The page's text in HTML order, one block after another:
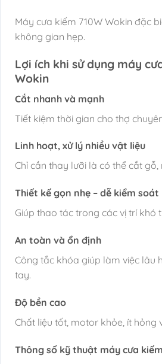
Máy cưa kiếm 710W Wokin đặc
không gian hẹp.
Lợi ích khi sử dụng máy
Wokin
Cắt nhanh và mạnh
Tiết kiệm thời gian cho thợ
Linh hoạt, xử lý nhiều vật liệu
Chỉ cần thay lưỡi là có thể cắt gỗ,
Thiết kế gọn nhẹ – dễ kiểm soát
Giúp thao tác trong các vị trí khó
An toàn và ổn định
Công tắc khóa giúp làm việc lâu
tay.
Độ bền cao
Chất liệu tốt, motor khỏe, ít hỏng
Thông số kỹ thuật máy cưa